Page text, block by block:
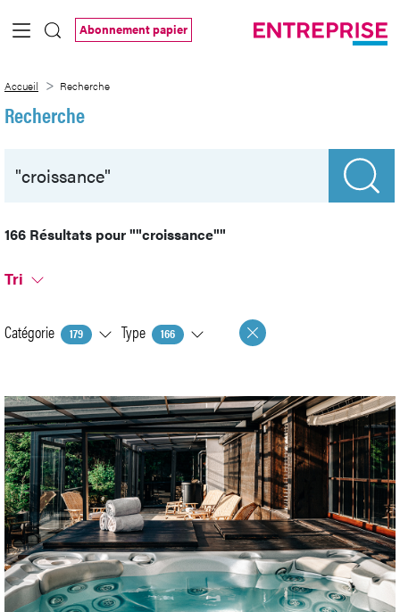
Saut au contenu principal
Abonnement papier
Accueil Recherche
Recherche
166 Résultats pour""croissance""
Tri
Catégorie 179 Type 166